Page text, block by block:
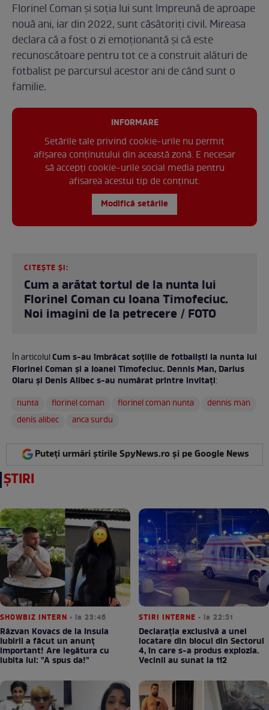
Florinel Coman și soția lui sunt împreună de aproape
nouă ani, iar din 2022, sunt căsătoriți civil. Mireasa
declara că a fost o zi emoționantă și că este
recunoscătoare pentru tot ce a construit alături de
fotbalist pe parcursul acestor ani de când sunt o
familie.
INFORMARE
Setările tale privind cookie-urile nu permit
afișarea conținutului din această zonă. E necesar
să accepți cookie-urile social media pentru
afisarea acestui tip de conținut.
Modifică setările
CITEȘTE ȘI:
Cum a arătat tortul de la nunta lui
Florinel Coman cu Ioana Timofeciuc.
Noi imagini de la petrecere / FOTO
În articolulCum s-au îmbrăcat soțiile de fotbaliști la nunta lui
Florinel Coman și a Ioanei Timofeciuc. Dennis Man, Darius
Olaru și Denis Alibec s-au numărat printre invitați:
nunta
florinel coman florinel coman nunta
dennis man
denis alibec
anca surdu
Puteți urmări știrile SpyNews.ro și pe Google News
ȘTIRI
SHOWBIZ INTERN • la 23:46
Răzvan Kovacs de la Insula
Iubirii a făcut un anunț
important! Are legătura cu
iubita lui: "A spus da!"
STIRI INTERNE • la 22:51
Declarația exclusivă a unei
locatare din blocul din Sectorul
4, în care s-a produs explozia.
Vecinii au sunat la 112